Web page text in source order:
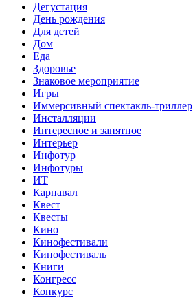
Дегустация
День рождения
Для детей
Дом
Еда
Здоровье
Знаковое мероприятие
Игры
Иммерсивный спектакль-триллер
Инсталляции
Интересное и занятное
Интерьер
Инфотур
Инфотуры
ИТ
Карнавал
Квест
Квесты
Кино
Кинофестивали
Кинофестиваль
Книги
Конгресс
Конкурс